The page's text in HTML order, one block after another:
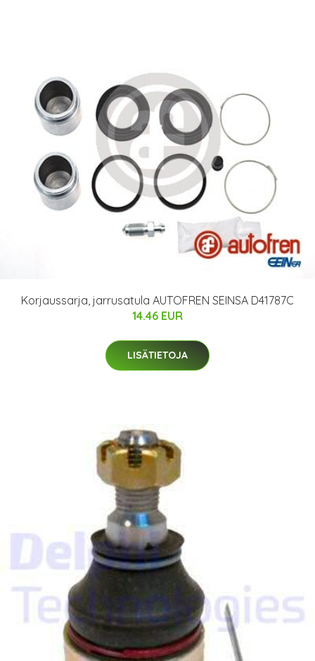
Korjaussarja, jarrusatula AUTOFREN SEINSA D41787C
14.46 EUR
LISÄTIETOJA